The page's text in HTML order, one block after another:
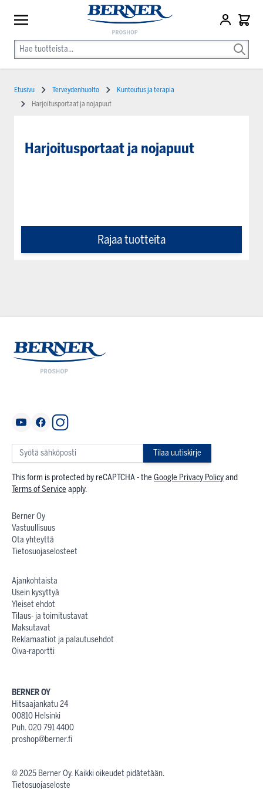
Etusivu Terveydenhuolto
Kuntoutus ja terapia
Harjoitusportaat ja nojapuut
Harjoitusportaat ja nojapuut
Rajaa tuotteita
Tilaa uutiskirje
This form is protected by reCAPTCHA - the Google Privacy Policyand
Terms of Service apply.
Berner Oy
Vastuullisuus
Ota yhteyttä
Tietosuojaselosteet
Ajankohtaista
Usein kysyttyä
Yleiset ehdot
Tilaus- ja toimitustavat
Maksutavat
Reklamaatiot ja palautusehdot
Oiva-raportti
BERNER OY
Hitsaajankatu 24
00810 Helsinki
Puh. 020 791 4400
proshop@berner.fi
© 2025 Berner Oy. Kaikki oikeudet pidätetään.
Tietosuojaseloste